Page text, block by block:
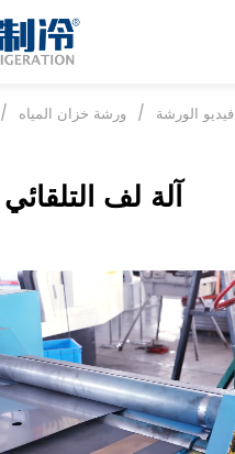
فيديو الورشة / ورشة خزان المياه /
آلة لف التلقائي